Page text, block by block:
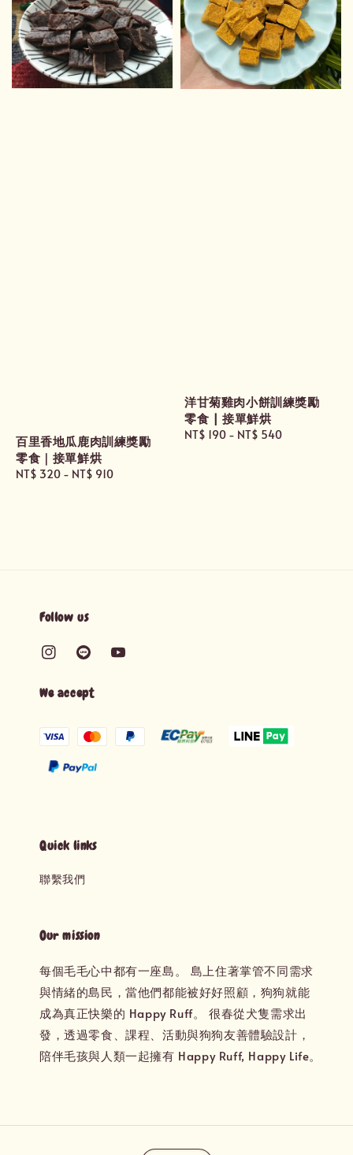
百里香地瓜鹿肉訓練獎勵
零食｜接單鮮烘
Regular
NT$ 320 - NT$ 910
洋甘菊雞肉小餅訓練獎勵
零食 | 接單鮮烘
Regular
NT$ 190 - NT$ 540
Follow us
We accept
Quick links
聯繫我們
Our mission
每個毛毛心中都有一座島。 島上住著掌管不同需求
與情緒的島民，當他們都能被好好照顧，狗狗就能
成為真正快樂的 Happy Ruff。 很春從犬隻需求出
發，透過零食、課程、活動與狗狗友善體驗設計，
陪伴毛孩與人類一起擁有 Happy Ruff, Happy Life。